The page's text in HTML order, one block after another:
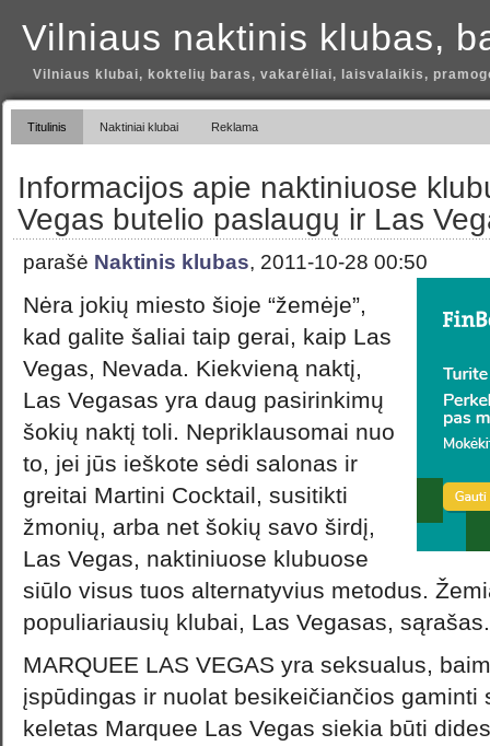
Vilniaus naktinis klubas,
Vilniaus klubai, koktelių baras, vakarėliai, laisvalaikis,
Titulinis Naktiniai klubai Reklama
Informacijos apie naktiniuose
Vegas butelio paslaugų ir Las
parašė Naktinis klubas, 2011-10-28 00:50
Nėra jokių miesto šioje “žemėje”,
kad galite šaliai taip gerai, kaip Las
Vegas, Nevada. Kiekvieną naktį,
Las Vegasas yra daug pasirinkimų
šokių naktį toli. Nepriklausomai nuo
to, jei jūs ieškote sėdi salonas ir
greitai Martini Cocktail, susitikti
žmonių, arba net šokių savo širdį,
Las Vegas, naktiniuose klubuose
siūlo visus tuos alternatyvius metodus.
populiariausių klubai, Las Vegasas, sąrašas.
MARQUEE LAS VEGAS yra seksualus,
įspūdingas ir nuolat besikeičiančios gaminti
keletas Marquee Las Vegas siekia būti